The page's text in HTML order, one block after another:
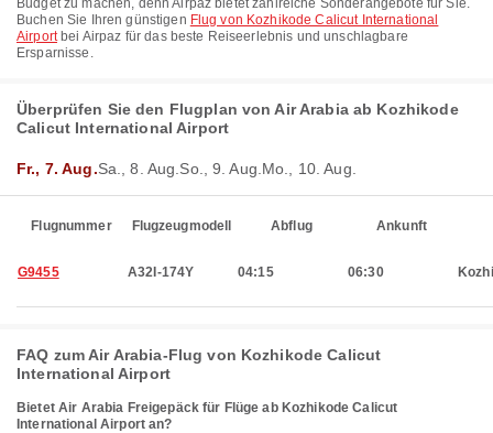
Budget zu machen, denn Airpaz bietet zahlreiche Sonderangebote für Sie.
Buchen Sie Ihren günstigen Flug von Kozhikode Calicut International
Airportbei Airpaz für das beste Reiseerlebnis und unschlagbare
Ersparnisse.
Überprüfen Sie den Flugplan von Air Arabia ab Kozhikode
Calicut International Airport
Fr., 7. Aug.Sa., 8. Aug. So., 9. Aug. Mo., 10. Aug.
Flugnummer Flugzeugmodell Abflug Ankunft
G9455 A32I-174Y 04:15 06:30
FAQ zum Air Arabia-Flug von Kozhikode Calicut
International Airport
Bietet Air Arabia Freigepäck für Flüge ab Kozhikode Calicut
International Airport an?